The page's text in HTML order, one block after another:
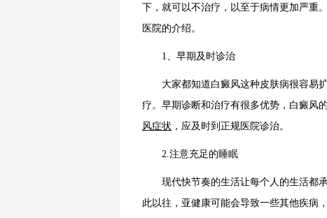
下，就可以不治疗，以至于病情更加严重
医院的介绍。
1、早期及时诊治
大家都知道白癜风这种皮肤病很容易扩
疗。早期诊断和治疗有很多优势，白癜风
风症状 ，应及时到正规医院诊治。
2.注意充足的睡眠
现代快节奏的生活让每个人的生活都承
此以往，亚健康可能会导致一些其他疾病